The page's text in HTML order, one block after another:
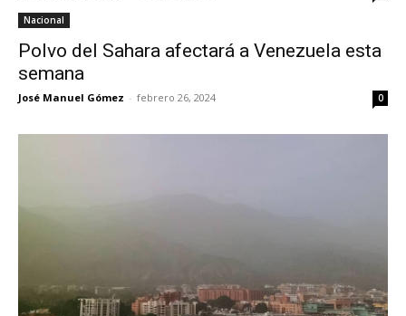
Nacional
Polvo del Sahara afectará a Venezuela esta
semana
José Manuel Gómez - febrero 26, 2024 0